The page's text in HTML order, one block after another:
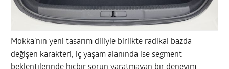
Mokka’nın yeni tasarım diliyle birlikte radikal bazda
değişen karakteri, iç yaşam alanında ise segment